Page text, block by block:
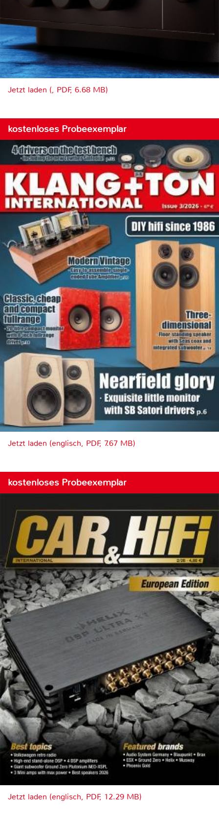
Jetzt laden (, PDF, 6.68 MB)
kostenloses Probeexemplar
Jetzt laden (englisch, PDF, 7.67 MB)
kostenloses Probeexemplar
Jetzt laden (englisch, PDF, 12.29 MB)